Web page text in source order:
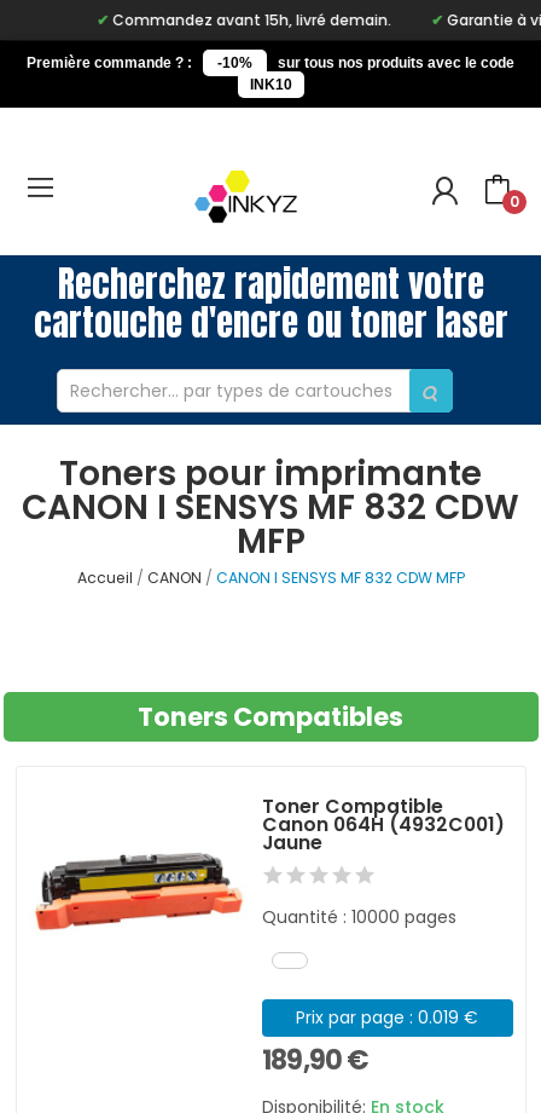
Commandez avant 15h, livré demain. Garantie à vie
Première commande ? : -10%
sur tous nos produits avec le code
INK10
0
Recherchez rapidement votre
cartouche d'encre ou toner laser
Toners pour imprimante
CANON I SENSYS MF 832 CDW
MFP
Accueil CANON CANON I SENSYS MF 832 CDW MFP
Toners Compatibles
Toner Compatible
Canon 064H (4932C001)
Jaune
Quantité : 10000 pages
Prix par page : 0.019 €
189,90 €
Disponibilité: En stock